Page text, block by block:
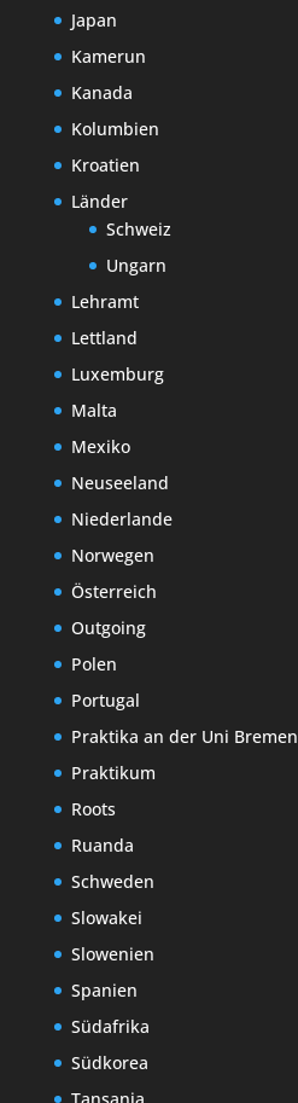
Japan
Kamerun
Kanada
Kolumbien
Kroatien
Länder
Schweiz
Ungarn
Lehramt
Lettland
Luxemburg
Malta
Mexiko
Neuseeland
Niederlande
Norwegen
Österreich
Outgoing
Polen
Portugal
Praktika an der Uni Bremen
Praktikum
Roots
Ruanda
Schweden
Slowakei
Slowenien
Spanien
Südafrika
Südkorea